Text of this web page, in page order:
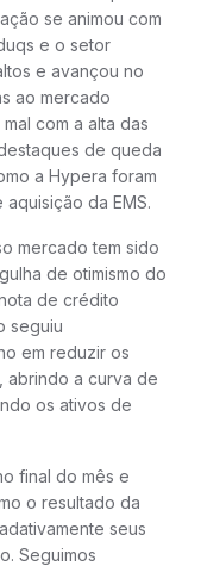
se animou com
e o setor
e avançou no
ao mercado
com a alta das
de queda
a Hypera foram
da EMS.
mercado tem sido
de otimismo do
de crédito
seguiu
em reduzir os
abrindo a curva de
os ativos de
final do mês e
o resultado da
seus
Seguimos